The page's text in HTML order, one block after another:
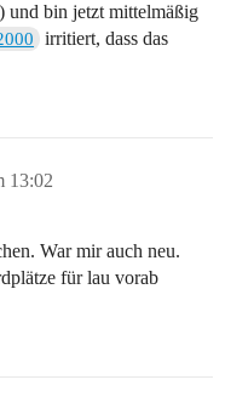
und bin jetzt mittelmäßig
irritiert, dass das
13:02
War mir auch neu.
für lau vorab